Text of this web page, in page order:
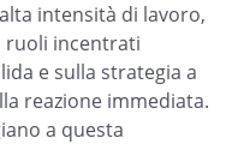
intensità di lavoro,
ruoli incentrati
e sulla strategia a
reazione immediata.
a questa